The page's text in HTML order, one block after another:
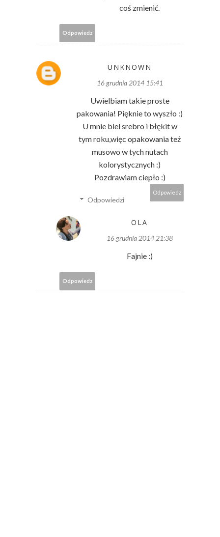
coś zmienić.
Odpowiedz
UNKNOWN
16 grudnia 2014 15:41
Uwielbiam takie proste
pakowania! Pięknie to wyszło :)
U mnie biel srebro i błękit w
tym roku,więc opakowania też
musowo w tych nutach
kolorystycznych :)
Pozdrawiam ciepło :)
Odpowiedz
Odpowiedzi
OLA
16 grudnia 2014 21:38
Fajnie :)
Odpowiedz